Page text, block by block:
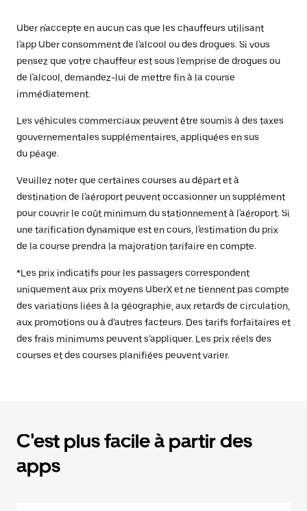
Uber n'accepte en aucun cas que les chauffeurs utilisant
l'app Uber consomment de l'alcool ou des drogues. Si vous
pensez que votre chauffeur est sous l'emprise de drogues ou
de l'alcool, demandez-lui de mettre fin à la course
immédiatement.
Les véhicules commerciaux peuvent être soumis à des taxes
gouvernementales supplémentaires, appliquées en sus
du péage.
Veuillez noter que certaines courses au départ et à
destination de l'aéroport peuvent occasionner un supplément
pour couvrir le coût minimum du stationnement à l'aéroport. Si
une tarification dynamique est en cours, l'estimation du prix
de la course prendra la majoration tarifaire en compte.
*Les prix indicatifs pour les passagers correspondent
uniquement aux prix moyens UberX et ne tiennent pas compte
des variations liées à la géographie, aux retards de circulation,
aux promotions ou à d’autres facteurs. Des tarifs forfaitaires et
des frais minimums peuvent s’appliquer. Les prix réels des
courses et des courses planifiées peuvent varier.
C'est plus facile à partir des
apps